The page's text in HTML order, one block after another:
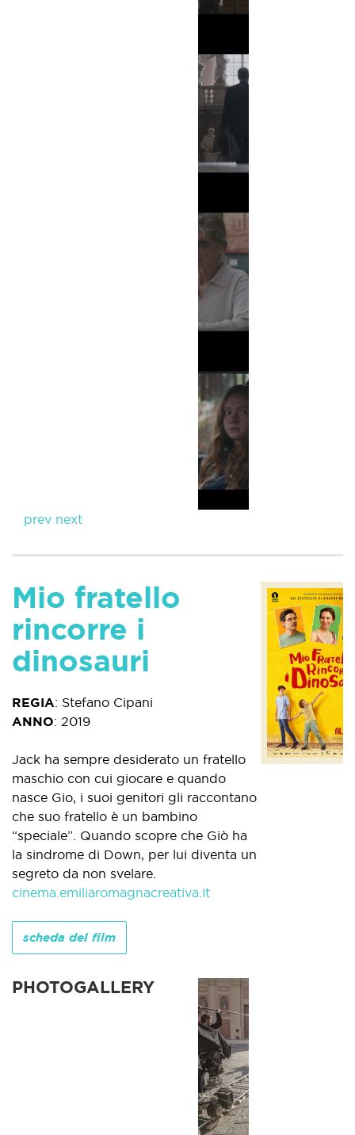
prev next
Mio fratello
rincorre i
dinosauri
REGIA: Stefano Cipani
ANNO: 2019
Jack ha sempre desiderato un fratello
maschio con cui giocare e quando
nasce Gio, i suoi genitori gli raccontano
che suo fratello è un bambino
“speciale”. Quando scopre che Giò ha
la sindrome di Down, per lui diventa un
segreto da non svelare.
cinema.emiliaromagnacreativa.it
scheda del film
PHOTOGALLERY